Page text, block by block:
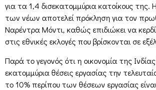
για τα 1,4 δισεκατομμύρια κατοίκους της.
των νέων αποτελεί πρόκληση για τον
Ναρέντρα Μόντι, καθώς επιδιώκει να
στις εθνικές εκλογές που βρίσκονται σε
Παρά το γεγονός ότι η οικονομία της
εκατομμύρια θέσεις εργασίας την
το 10% περίπου των θέσεων εργασίας